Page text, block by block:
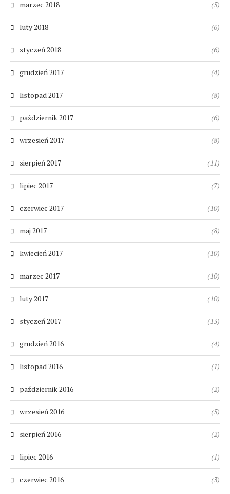
marzec 2018 (5)
luty 2018 (6)
styczeń 2018 (6)
grudzień 2017 (4)
listopad 2017 (8)
październik 2017 (6)
wrzesień 2017 (8)
sierpień 2017 (11)
lipiec 2017 (7)
czerwiec 2017 (10)
maj 2017 (8)
kwiecień 2017 (10)
marzec 2017 (10)
luty 2017 (10)
styczeń 2017 (13)
grudzień 2016 (4)
listopad 2016 (1)
październik 2016 (2)
wrzesień 2016 (5)
sierpień 2016 (2)
lipiec 2016 (1)
czerwiec 2016 (3)